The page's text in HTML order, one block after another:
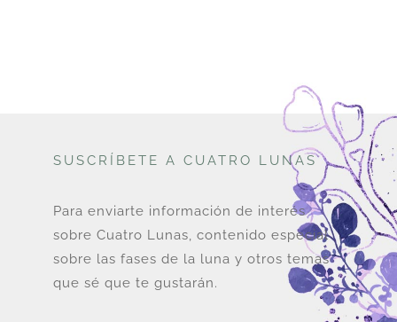
SUSCRÍBETE A CUATRO LUNAS
Para enviarte información de interés
sobre Cuatro Lunas, contenido especial
sobre las fases de la luna y otros temas
que sé que te gustarán.